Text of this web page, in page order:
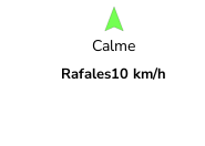
Calme
Rafales10 km/h